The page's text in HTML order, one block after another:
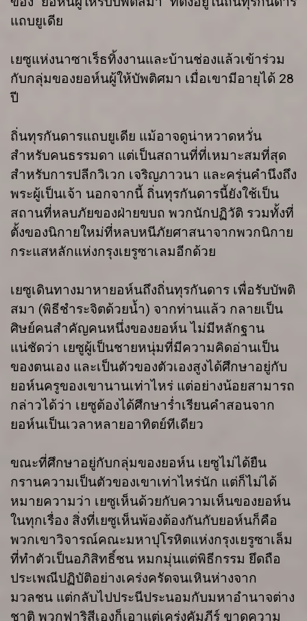
แถบยูเดีย
เยซูแห่งนาซาเร็ธทิ้งงานและบ้านช่องแล้วเข้าร่วม
กับกลุ่มของยอห์นผู้ให้บัพติศมา เมื่อเขามีอายุได้ 28
ปี
ถิ่นทุรกันดารแถบยูเดีย แม้อาจดูน่าหวาดหวั่น
สำหรับคนธรรมดา แต่เป็นสถานที่ที่เหมาะสมที่สุด
สำหรับการปลีกวิเวก เจริญภาวนา และครุ่นคำนึงถึง
พระผู้เป็นเจ้า นอกจากนี้ ถิ่นทุรกันดารนี้ยังใช้เป็น
สถานที่หลบภัยของฝ่ายขบถ พวกนักปฏิวัติ รวมทั้งที่
ตั้งของนิกายใหม่ที่หลบหนีภัยศาสนาจากพวกนิกาย
กระแสหลักแห่งกรุงเยรูซาเลมอีกด้วย
เยซูเดินทางมาหายอห์นถึงถิ่นทุรกันดาร เพื่อรับบัพติ
สมา (พิธีชำระจิตด้วยน้ำ) จากท่านแล้ว กลายเป็น
ศิษย์คนสำคัญคนหนึ่งของยอห์น ไม่มีหลักฐาน
แน่ชัดว่า เยซูผู้เป็นชายหนุ่มที่มีความคิดอ่านเป็น
ของตนเอง และเป็นตัวของตัวเองสูงได้ศึกษาอยู่กับ
ยอห์นครูของเขานานเท่าไหร่ แต่อย่างน้อยสามารถ
กล่าวได้ว่า เยซูต้องได้ศึกษาร่ำเรียนคำสอนจาก
ยอห์นเป็นเวลาหลายอาทิตย์ทีเดียว
ขณะที่ศึกษาอยู่กับกลุ่มของยอห์น เยซูไม่ได้ยืน
กรานความเป็นตัวของเขาเท่าไหร่นัก แต่ก็ไม่ได้
หมายความว่า เยซูเห็นด้วยกับความเห็นของยอห์น
ในทุกเรื่อง สิ่งที่เยซูเห็นพ้องต้องกันกับยอห์นก็คือ
พวกเขาวิจารณ์คณะมหาปุโรหิตแห่งกรุงเยรูซาเล็ม
ที่ทำตัวเป็นอภิสิทธิ์ชน หมกมุ่นแต่พิธีกรรม ยึดถือ
ประเพณีปฏิบัติอย่างเคร่งครัดจนเหินห่างจาก
มวลชน แต่กลับไปประนีประนอมกับมหาอำนาจต่าง
ชาติ พวกฟาริสีเองก็เอาแต่เคร่งคัมภีร์ ขาดความ